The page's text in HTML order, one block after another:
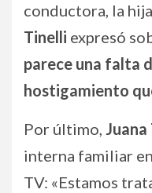
conductora, la
Tinelli expresó
parece una falta
hostigamiento
Por último,
interna familiar
TV: «Estamos